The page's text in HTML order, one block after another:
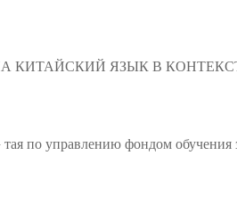
КИТАЙСКИЙ ЯЗЫК В
тая по управлению фондом